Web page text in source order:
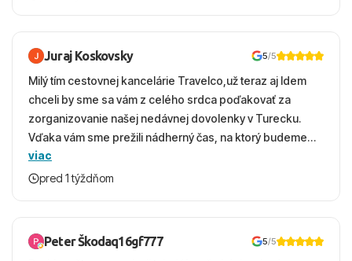
Juraj Koskovsky 5/5
Milý tím cestovnej kancelárie Travelco,už teraz aj Idem
chceli by sme sa vám z celého srdca poďakovať za
zorganizovanie našej nedávnej dovolenky v Turecku.
Vďaka vám sme prežili nádherný čas, na ktorý budeme
ešte dlho s úsmevom spomínať. ​Všetko prebehlo
absolútne hladko – od prvotného výberu zájazdu, cez
bola to trefa do čierneho! ​Čo nás dostalo najviac: ​Skvelé
služby a personál: Vždy usmievaví, ochotní a starostliví
viac
pred 1 týždňom
Peter Škodaq16gf777 5/5